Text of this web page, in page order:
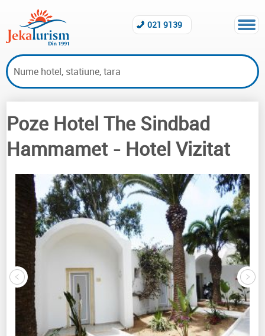
021 9139
Hoteluri vizitate Hammamet
Poze Hotel The Sindbad
Hammamet - Hotel Vizitat